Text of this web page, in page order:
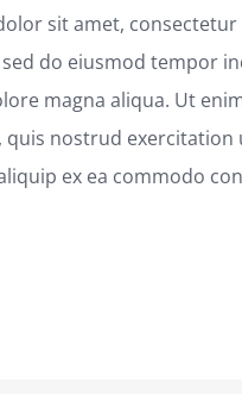
sit amet, consectetur
do eiusmod tempor
magna aliqua. Ut
quis nostrud exercitation
ex ea commodo